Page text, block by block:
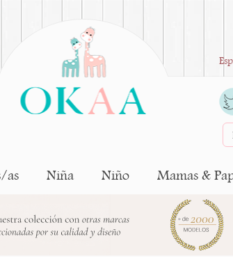
as Niña Niño Mamas &